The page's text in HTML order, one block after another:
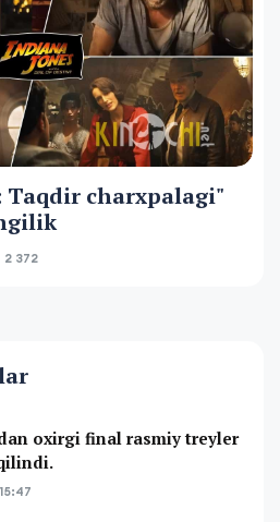
Taqdir charxpalagi"
2 372
oxirgi final rasmiy treyler